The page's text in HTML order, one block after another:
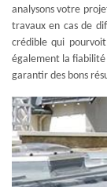
analysons votre
travaux en cas de
crédible qui
également la fiabilité
garantir des bons